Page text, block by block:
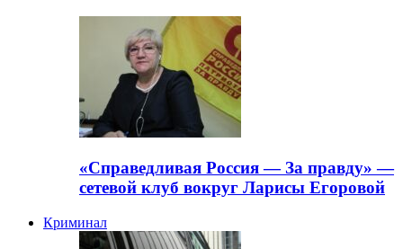
«Справедливая Россия — За правду» —
сетевой клуб вокруг Ларисы Егоровой
Криминал